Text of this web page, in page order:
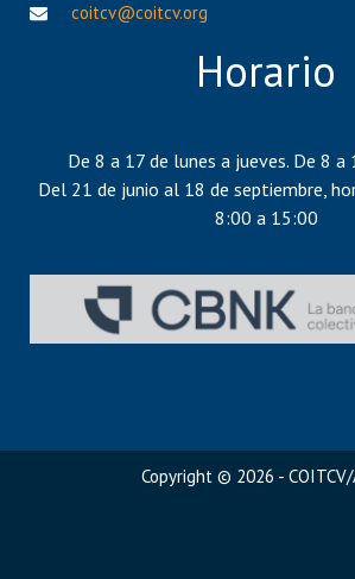
coitcv@coitcv.org
Horario
De 8 a 17 de lunes a jueves. De 8 a
Del 21 de junio al 18 de septiembre,
8:00 a 15:00
Copyright © 2026 -